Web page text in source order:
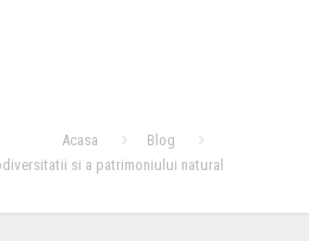
Acasa
Blog
si a patrimoniului natural